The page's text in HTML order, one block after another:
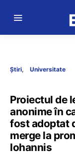
Știri Universitate
Proiectul de
anonime în
fost adoptat
merge la
Iohannis